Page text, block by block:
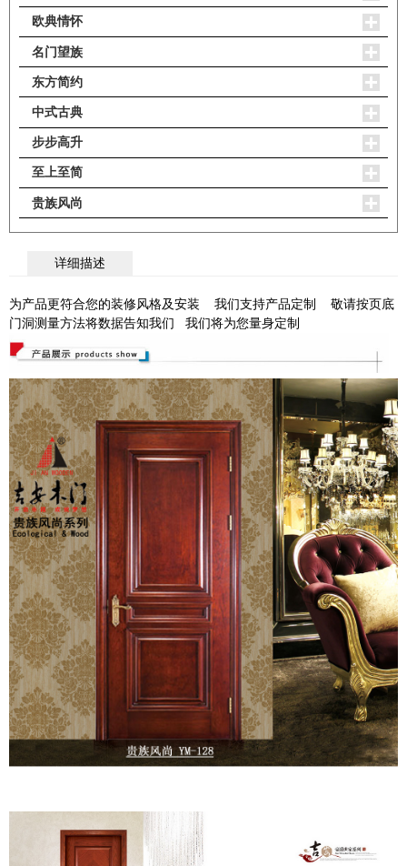
欧典情怀
名门望族
东方简约
中式古典
步步高升
至上至简
贵族风尚
详细描述
为产品更符合您的装修风格及安装 我们支持产品定制 敬请按页底
门洞测量方法将数据告知我们 我们将为您量身定制